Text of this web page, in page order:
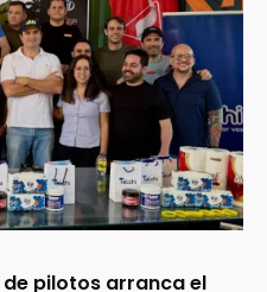
pilotos arranca el